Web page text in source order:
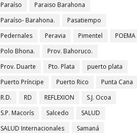
Paraíso
Paraiso Barahona
Paraíso- Barahona.
Pasatiempo
Pedernales
Peravia Pimentel
POEMA
Polo Bhona.
Prov. Bahoruco.
Prov. Duarte
Pto. Plata
puerto plata
Puerto Príncipe
Puerto Rico
Punta Cana
R.D.
RD REFLEXION
S.J. Ocoa
S.P. Macorís
Salcedo
SALUD
SALUD Internacionales
Samaná